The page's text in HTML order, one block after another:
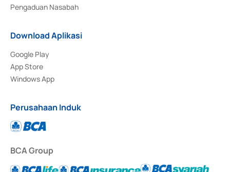
Pengaduan Nasabah
Download Aplikasi
Google Play
App Store
Windows App
Perusahaan Induk
BCA Group